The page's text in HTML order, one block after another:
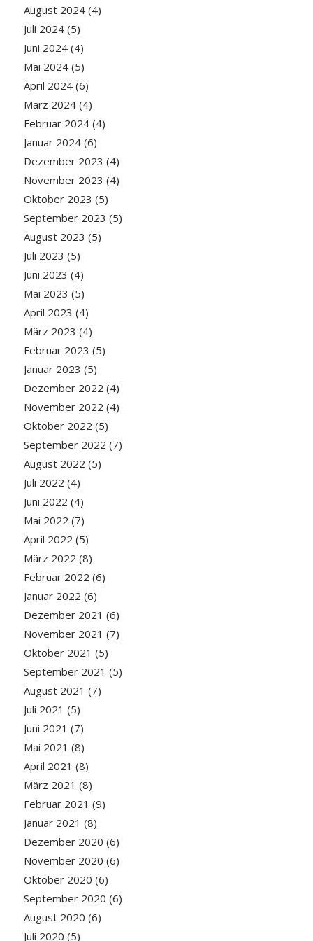
August 2024(4)
Juli 2024(5)
Juni 2024(4)
Mai 2024(5)
April 2024(6)
März 2024(4)
Februar 2024(4)
Januar 2024(6)
Dezember 2023 (4)
November 2023 (4)
Oktober 2023 (5)
September 2023 (5)
August 2023 (5)
Juli 2023 (5)
Juni 2023 (4)
Mai 2023 (5)
April 2023 (4)
März 2023 (4)
Februar 2023 (5)
Januar 2023 (5)
Dezember 2022 (4)
November 2022 (4)
Oktober 2022 (5)
September 2022 (7)
August 2022 (5)
Juli 2022 (4)
Juni 2022 (4)
Mai 2022 (7)
April 2022 (5)
März 2022 (8)
Februar 2022 (6)
Januar 2022 (6)
Dezember 2021 (6)
November 2021 (7)
Oktober 2021 (5)
September 2021 (5)
August 2021 (7)
Juli 2021 (5)
Juni 2021 (7)
Mai 2021 (8)
April 2021 (8)
März 2021 (8)
Februar 2021 (9)
Januar 2021 (8)
Dezember 2020 (6)
November 2020 (6)
Oktober 2020 (6)
September 2020 (6)
August 2020 (6)
Juli 2020 (5)